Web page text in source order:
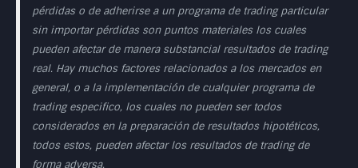
pérdidas o de adherirse a un programa de trading particular
sin importar pérdidas son puntos materiales los cuales
pueden afectar de manera substancial resultados de trading
real. Hay muchos factores relacionados a los mercados en
general, o a la implementación de cualquier programa de
trading especifico, los cuales no pueden ser todos
considerados en la preparación de resultados hipotéticos,
todos estos, pueden afectar los resultados de trading de
forma adversa.